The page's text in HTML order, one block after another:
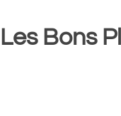
Les Bons